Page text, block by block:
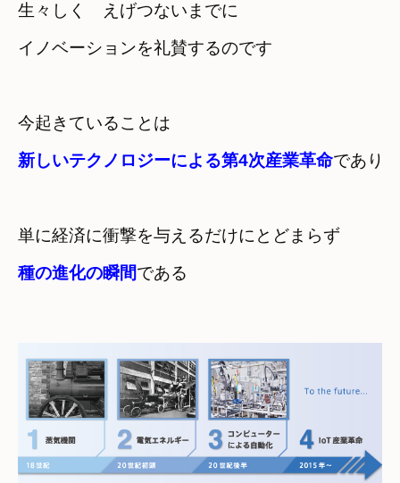
生々しく　えげつないまでに
イノベーションを礼賛するのです
今起きていることは
新しいテクノロジーによる第4次産業革命であり
種の進化の瞬間である